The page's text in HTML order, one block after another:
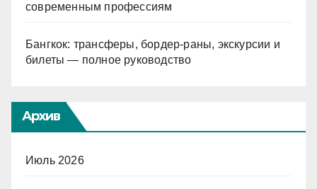
современным профессиям
Бангкок: трансферы, бордер-раны, экскурсии и
билеты — полное руководство
Архив
Июль 2026